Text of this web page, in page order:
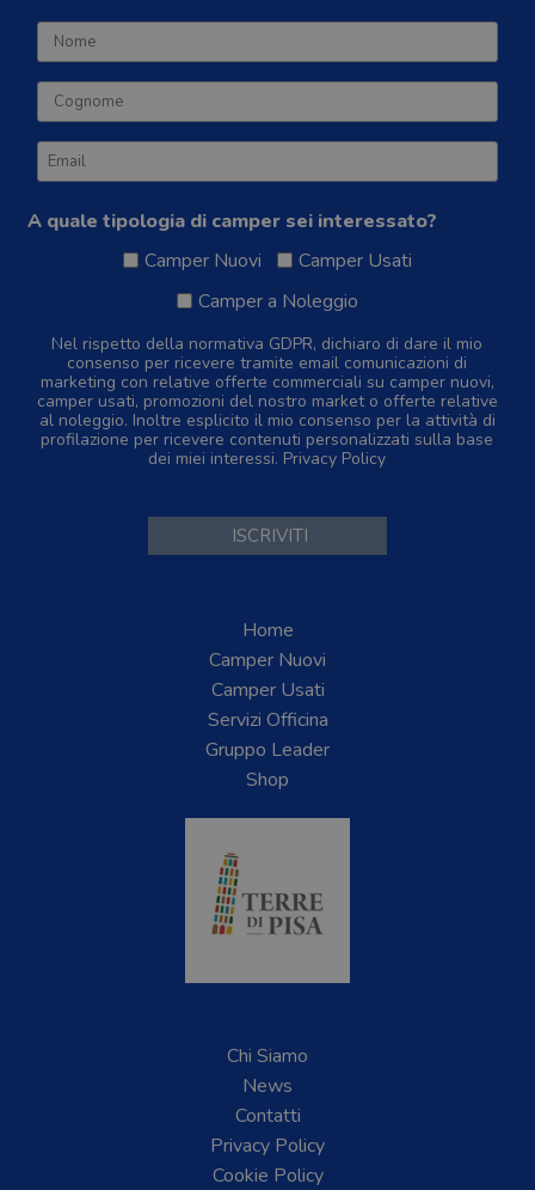
A quale tipologia di camper sei interessato?
Camper Nuovi
Camper Usati
Camper a Noleggio
Nel rispetto della normativa GDPR, dichiaro di dare il mio
consenso per ricevere tramite email comunicazioni di
marketing con relative offerte commerciali su camper nuovi,
camper usati, promozioni del nostro market o offerte relative
al noleggio. Inoltre esplicito il mio consenso per la attività di
profilazione per ricevere contenuti personalizzati sulla base
dei miei interessi. Privacy Policy
Home
Camper Nuovi
Camper Usati
Servizi Officina
Gruppo Leader
Shop
Chi Siamo
News
Contatti
Privacy Policy
Cookie Policy